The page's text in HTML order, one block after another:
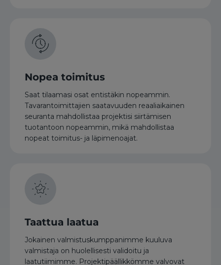
Nopea toimitus
Saat tilaamasi osat entistäkin nopeammin.
Tavarantoimittajien saatavuuden reaaliaikainen
seuranta mahdollistaa projektisi siirtämisen
tuotantoon nopeammin, mikä mahdollistaa
nopeat toimitus- ja läpimenoajat.
Taattua laatua
Jokainen valmistuskumppanimme kuuluva
valmistaja on huolellisesti validoitu ja
laatutiimimme. Projektipäällikkömme valvovat